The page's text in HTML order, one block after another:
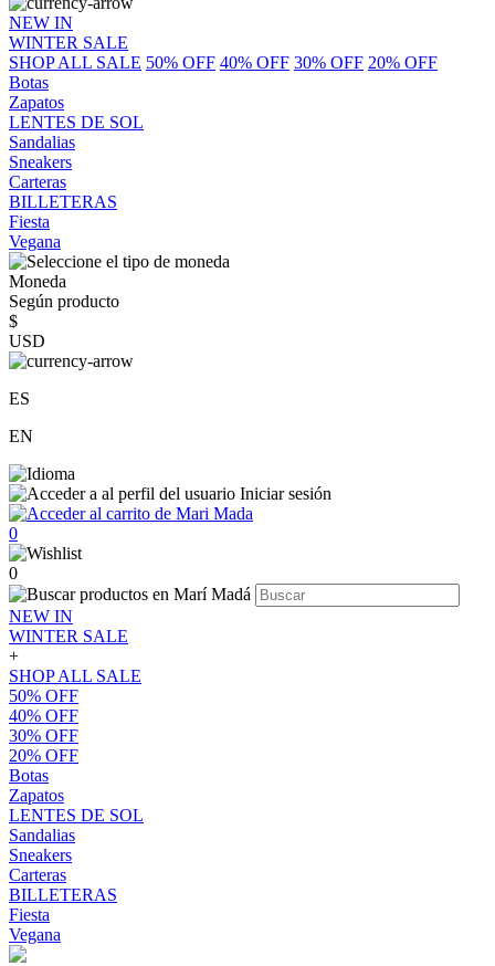
NEW IN
WINTER SALE
SHOP ALL SALE 50% OFF 40% OFF 30% OFF 20% OFF
Botas
Zapatos
LENTES DE SOL
Sandalias
Sneakers
Carteras
BILLETERAS
Fiesta
Vegana
Moneda
Según producto
$
USD
ES
EN
Iniciar sesión
0
0
NEW IN
WINTER SALE
+
SHOP ALL SALE
50% OFF
40% OFF
30% OFF
20% OFF
Botas
Zapatos
LENTES DE SOL
Sandalias
Sneakers
Carteras
BILLETERAS
Fiesta
Vegana